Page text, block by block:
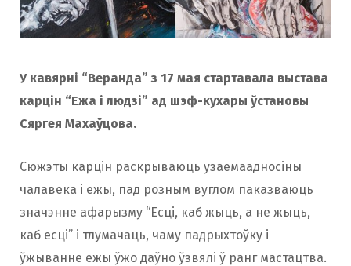
У кавярні “Веранда” з 17 мая стартавала выстава
карцін “Ежа і людзі” ад шэф-кухары ўстановы
Сяргея Махаўцова.
Сюжэты карцін раскрываюць узаемаадносіны
чалавека і ежы, пад розным вуглом паказваюць
значэнне афарызму “Есці, каб жыць, а не жыць,
каб есці” і тлумачаць, чаму падрыхтоўку і
ўжыванне ежы ўжо даўно ўзвялі ў ранг мастацтва.